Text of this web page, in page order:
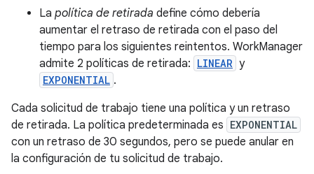
La política de retirada define cómo debería
aumentar el retraso de retirada con el paso del
tiempo para los siguientes reintentos. WorkManager
admite 2 políticas de retirada: LINEAR y
EXPONENTIAL .
Cada solicitud de trabajo tiene una política y un retraso
de retirada. La política predeterminada es EXPONENTIAL
con un retraso de 30 segundos, pero se puede anular en
la configuración de tu solicitud de trabajo.